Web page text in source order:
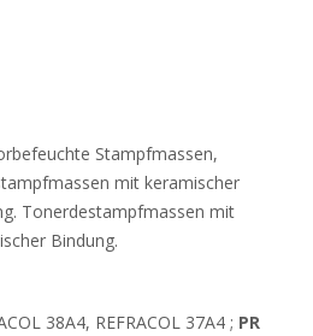
Stampfmassen,
mit keramischer
Tonerdestampfmassen mit
Bindung.
38A4, REFRACOL 37A4 ; PR